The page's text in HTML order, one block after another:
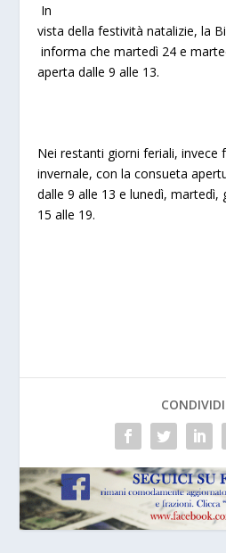
In
vista della festività natalizie, la
informa che martedì 24 e
aperta dalle 9 alle 13.
Nei restanti giorni feriali, invece
invernale, con la consueta
dalle 9 alle 13 e lunedì, martedì,
15 alle 19.